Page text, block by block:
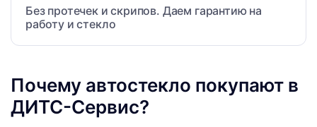
Без протечек и скрипов. Даем гарантию на
работу и стекло
Почему автостекло покупают в
ДИТС-Сервис?